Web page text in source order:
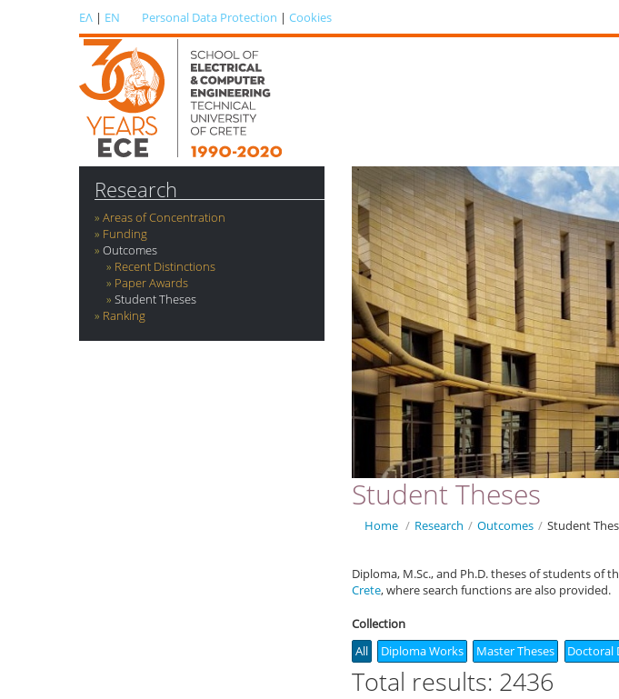
ΕΛ | EN Personal Data Protection | Cookies
Research
Areas of Concentration
Funding
Outcomes
Recent Distinctions
Paper Awards
Student Theses
Ranking
Student Theses
Home / Research / Outcomes / Student
Diploma, M.Sc., and Ph.D. theses of students of
Crete, where search functions are also provided.
Collection
All
Diploma Works Master Theses Doctoral
Total results: 2436